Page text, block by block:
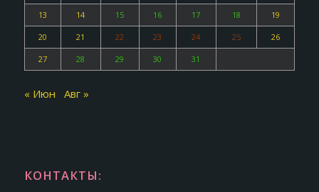
13 14 15 16 17 18 19
20 21 22 23 24 25 26
27 28 29 30 31
« Июн Авг »
КОНТАКТЫ: